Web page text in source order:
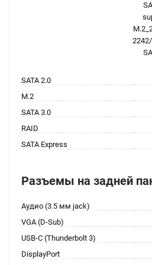
SATA 2.0
M.2
SATA 3.0
RAID
SATA Express
Разъемы на задней
Аудио (3.5 мм jack)
VGA (D-Sub)
USB-C (Thunderbolt 3)
DisplayPort